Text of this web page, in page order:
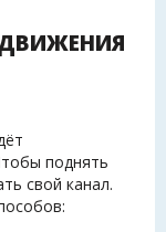
поднять
свой канал.